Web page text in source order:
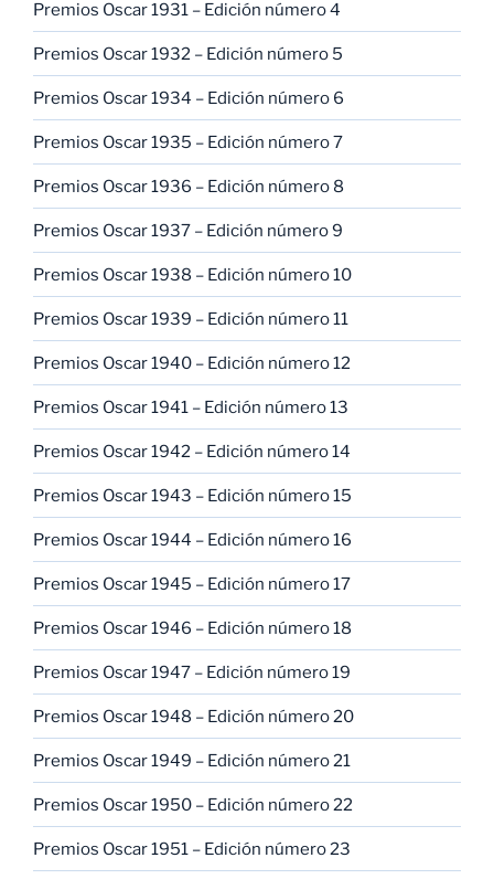
Premios Oscar 1931 – Edición número 4
Premios Oscar 1932 – Edición número 5
Premios Oscar 1934 – Edición número 6
Premios Oscar 1935 – Edición número 7
Premios Oscar 1936 – Edición número 8
Premios Oscar 1937 – Edición número 9
Premios Oscar 1938 – Edición número 10
Premios Oscar 1939 – Edición número 11
Premios Oscar 1940 – Edición número 12
Premios Oscar 1941 – Edición número 13
Premios Oscar 1942 – Edición número 14
Premios Oscar 1943 – Edición número 15
Premios Oscar 1944 – Edición número 16
Premios Oscar 1945 – Edición número 17
Premios Oscar 1946 – Edición número 18
Premios Oscar 1947 – Edición número 19
Premios Oscar 1948 – Edición número 20
Premios Oscar 1949 – Edición número 21
Premios Oscar 1950 – Edición número 22
Premios Oscar 1951 – Edición número 23